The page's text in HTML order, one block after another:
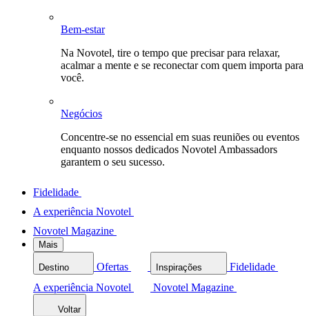
Bem-estar
Na Novotel, tire o tempo que precisar para relaxar,
acalmar a mente e se reconectar com quem importa para
você.
Negócios
Concentre-se no essencial em suas reuniões ou eventos
enquanto nossos dedicados Novotel Ambassadors
garantem o seu sucesso.
Fidelidade
A experiência Novotel
Novotel Magazine
Mais
Destino Ofertas Inspirações
Fidelidade
A experiência Novotel
Novotel Magazine
Voltar